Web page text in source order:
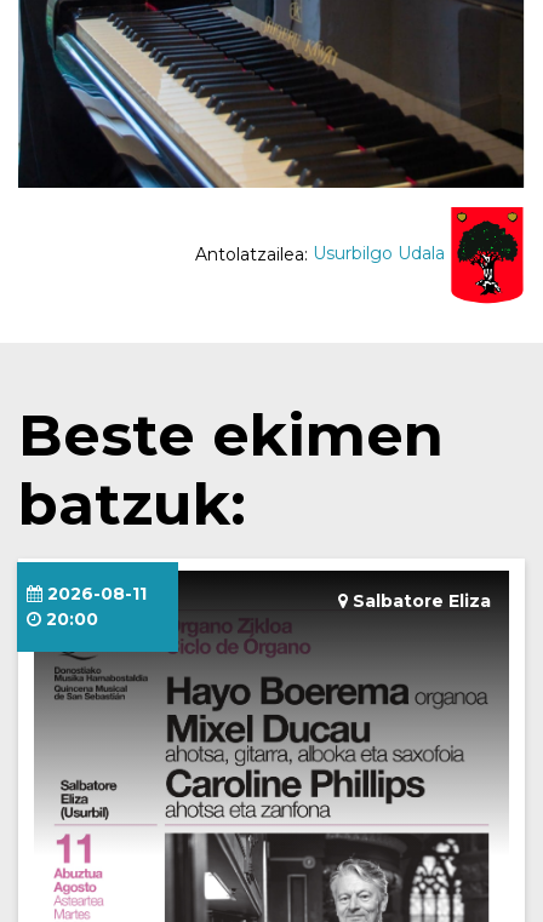
Antolatzailea: Usurbilgo Udala
Beste ekimen
batzuk:
Salbatore Eliza
2026-08-11
20:00